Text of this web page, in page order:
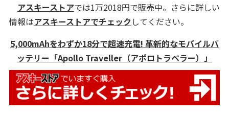
アスキーストアでは1万2018円で販売中。さらに詳しい
情報はアスキーストアでチェックしてください。
5,000mAhをわずか18分で超速充電! 革新的なモバイルバ
ッテリー「Apollo Traveller（アポロトラベラー）」